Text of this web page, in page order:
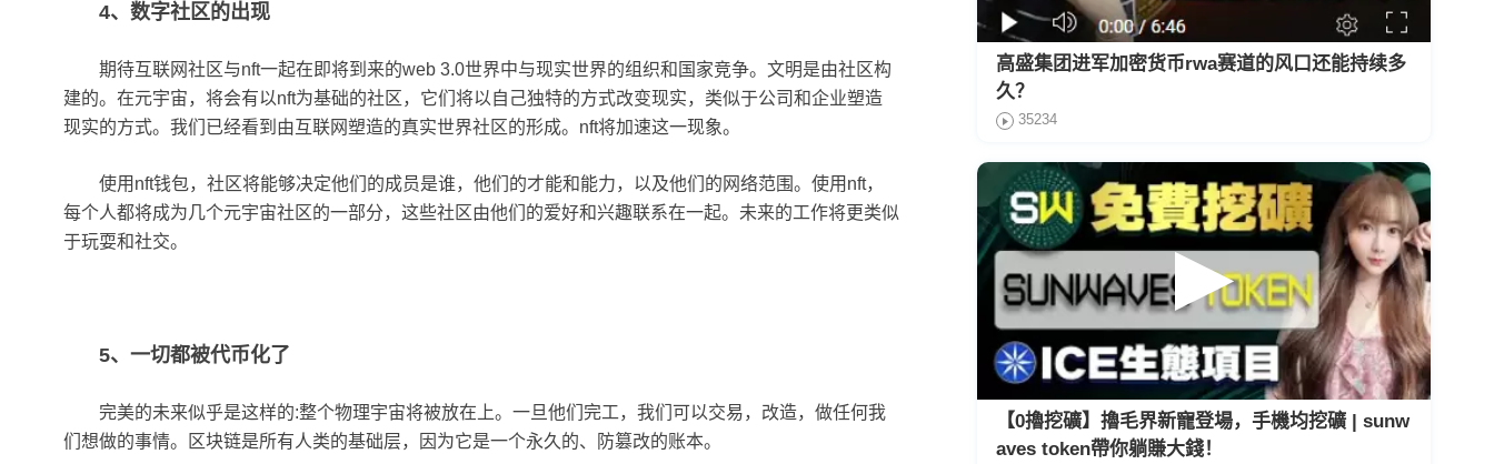
4、数字社区的出现
期待互联网社区与nft一起在即将到来的web 3.0世界中与现实世界的组织和国家竞争。文明是由社区构
建的。在元宇宙，将会有以nft为基础的社区，它们将以自己独特的方式改变现实，类似于公司和企业塑造
现实的方式。我们已经看到由互联网塑造的真实世界社区的形成。nft将加速这一现象。
使用nft钱包，社区将能够决定他们的成员是谁，他们的才能和能力，以及他们的网络范围。使用nft，
每个人都将成为几个元宇宙社区的一部分，这些社区由他们的爱好和兴趣联系在一起。未来的工作将更类似
于玩耍和社交。
5、一切都被代币化了
完美的未来似乎是这样的:整个物理宇宙将被放在上。一旦他们完工，我们可以交易，改造，做任何我
们想做的事情。区块链是所有人类的基础层，因为它是一个永久的、防篡改的账本。
高盛集团进军加密货币rwa赛道的风口还能持续多
久？
35234
【0擼挖礦】擼毛界新寵登場，手機均挖礦 | sunw
aves token帶你躺賺大錢！